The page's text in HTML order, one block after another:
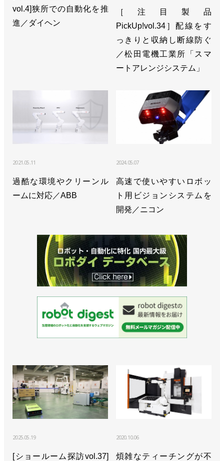
vol.4]狭所での自動化を推
進／ダイヘン
［注目製品
PickUp!vol.34］配線をす
っきりと収納し断線防ぐ
／松田電機工業所「スマ
ートアレンジシステム」
2021.05.11
過酷な環境やクリーンル
ームに対応／ABB
2024.05.07
高速で使いやすいロボッ
ト用ビジョンシステムを
開発／ニコン
2025.05.19
[ショールーム探訪vol.37]
2020.10.06
煩雑なティーチングが不